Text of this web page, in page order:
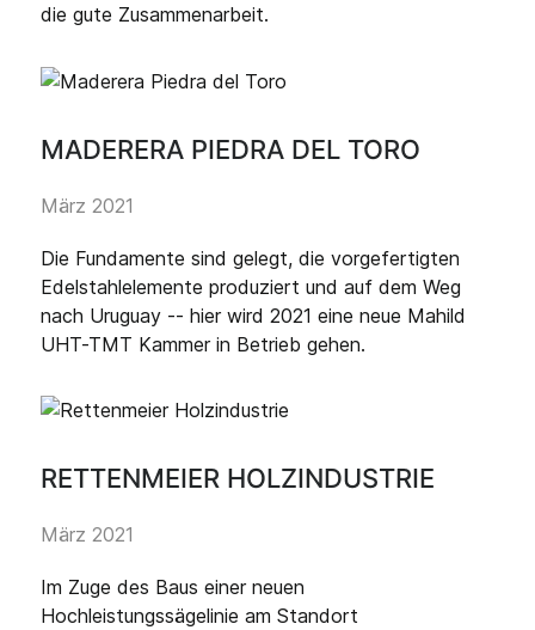
die gute Zusammenarbeit.
MADERERA PIEDRA DEL TORO
März 2021
Die Fundamente sind gelegt, die vorgefertigten
Edelstahlelemente produziert und auf dem Weg
nach Uruguay -- hier wird 2021 eine neue Mahild
UHT-TMT Kammer in Betrieb gehen.
RETTENMEIER HOLZINDUSTRIE
März 2021
Im Zuge des Baus einer neuen
Hochleistungssägelinie am Standort